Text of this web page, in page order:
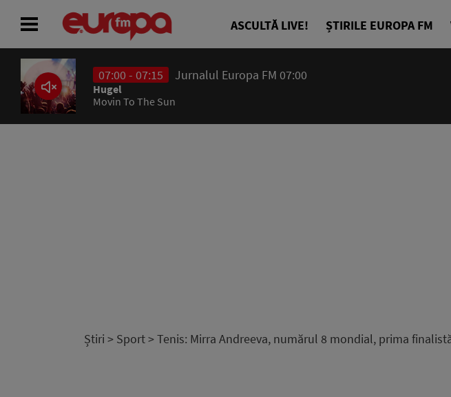
ASCULTĂ LIVE! ȘTIRILE EUROPA FM
07:00 - 07:15 Jurnalul Europa FM 07:00
Hugel
Movin To The Sun
Știri > Sport> Tenis: Mirra Andreeva, numărul 8 mondial, prima
ACASĂ
ȘTIRI